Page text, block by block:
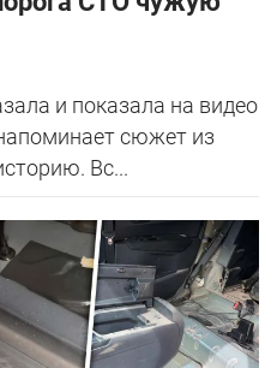
и показала на видео
сюжет из
Вс...